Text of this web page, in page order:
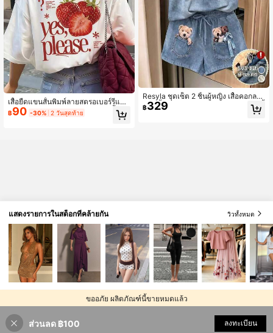
เสื้อยืดแขนสั้นพิมพ์ลายสตรอเบอร์รี่และ
ตัวอักษรทรงหลวมสำหรับผู้หญิง, เสื้อคอ
กลมลำลองใส่สบายหลากหลายสไตล์สีข
฿90 -30% 2 วันสุดท้าย
Resyla ชุดเซ็ต 2 ชิ้นผู้หญิง เสื้อคอกลม
แขนสั้นพิมพ์ลายการ์ตูนและกางเกงขาสั้
น สไตล์ลำลองสำหรับใส่ประจำวัน
฿329
ขออภัย ผลิตภัณฑ์นี้ขายหมดแล้ว
แสดงรายการในสต็อกที่คล้ายกัน วิวทั้งหมด
ส่วนลด ฿100 ลงทะเบียน